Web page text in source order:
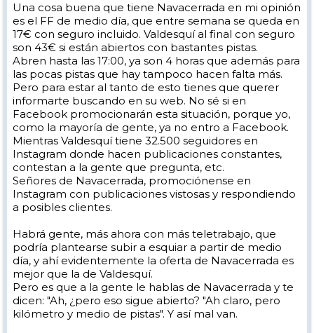
Una cosa buena que tiene Navacerrada en mi opinión
es el FF de medio día, que entre semana se queda en
17€ con seguro incluido. Valdesquí al final con seguro
son 43€ si están abiertos con bastantes pistas.
Abren hasta las 17:00, ya son 4 horas que además para
las pocas pistas que hay tampoco hacen falta más.
Pero para estar al tanto de esto tienes que querer
informarte buscando en su web. No sé si en
Facebook promocionarán esta situación, porque yo,
como la mayoría de gente, ya no entro a Facebook.
Mientras Valdesquí tiene 32.500 seguidores en
Instagram donde hacen publicaciones constantes,
contestan a la gente que pregunta, etc.
Señores de Navacerrada, promociónense en
Instagram con publicaciones vistosas y respondiendo
a posibles clientes.
Habrá gente, más ahora con más teletrabajo, que
podría plantearse subir a esquiar a partir de medio
día, y ahí evidentemente la oferta de Navacerrada es
mejor que la de Valdesquí.
Pero es que a la gente le hablas de Navacerrada y te
dicen: "Ah, ¿pero eso sigue abierto? "Ah claro, pero
kilómetro y medio de pistas". Y así mal van.